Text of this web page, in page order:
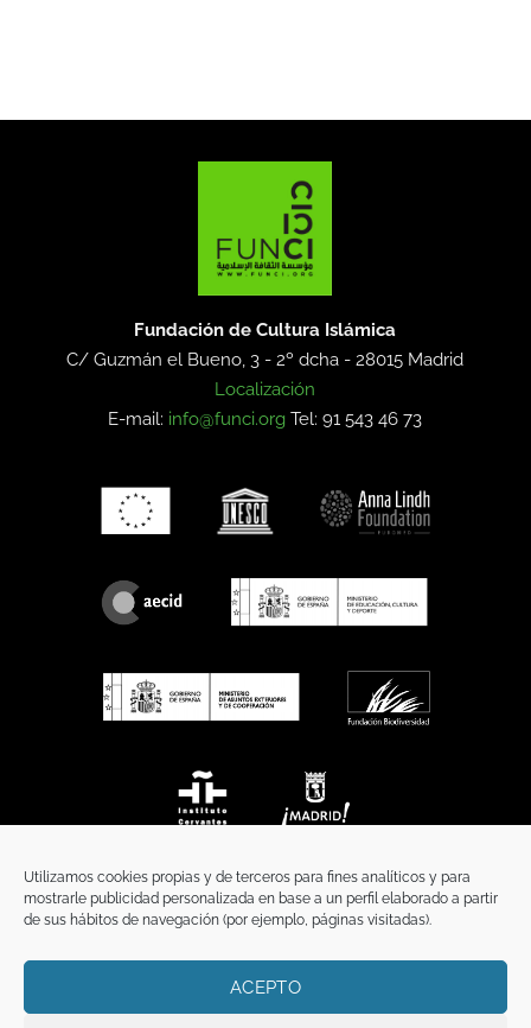
Utilizamos cookies propias y de terceros para fines analíticos y para
mostrarle publicidad personalizada en base a un perfil elaborado a partir
de sus hábitos de navegación (por ejemplo, páginas visitadas).
ACEPTO
Fundación de Cultura Islámica
C/ Guzmán el Bueno, 3 - 2º dcha -28015 Madrid
Localización
E-mail: info@funci.org Tel: 91 543 46 73
POLÍTICA DE PRIVACIDAD
POLÍTICA DE COOKIES